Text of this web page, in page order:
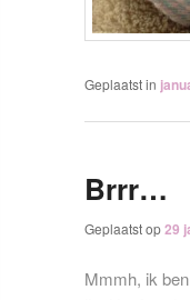
Geplaatst in
Brrr…
Geplaatst op29
Mmmh, ik